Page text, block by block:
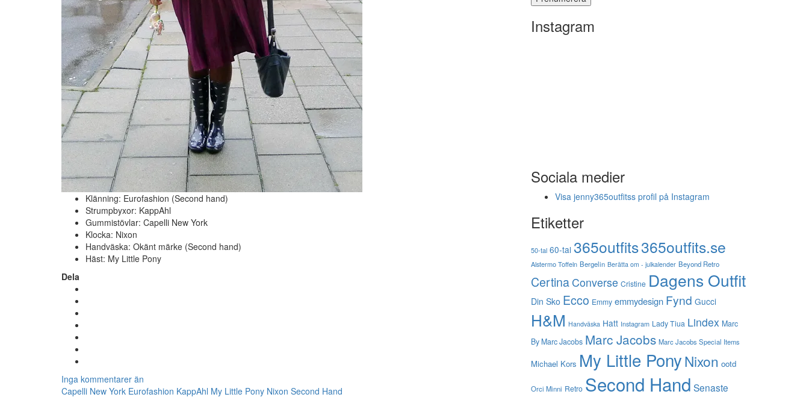
Klänning: Eurofashion (Second hand)
Strumpbyxor: KappAhl
Gummistövlar: Capelli New York
Klocka: Nixon
Handväska: Okänt märke (Second hand)
Häst: My Little Pony
Dela
Inga kommentarer än
Capelli New York Eurofashion KappAhl My Little Pony Nixon Second Hand
Instagram
Sociala medier
Visa jenny365outfitss profil på Instagram
Etiketter
50-tal 60-tal 365outfits365outfits.se
Alstermo Toffeln Bergelin Berätta om - julkalender Beyond Retro
CertinaConverse Cristine Dagens Outfit
Din Sko Ecco Emmy emmydesign Fynd Gucci
H&M Handväska Hatt Instagram Lady Tiua Lindex Marc
By Marc Jacobs Marc Jacobs Marc Jacobs Special Items
Michael Kors My Little PonyNixon ootd
Orci Minni Retro Second Hand Senaste